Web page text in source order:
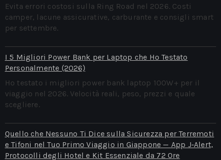
Evita errori costosi sulla Ring Road nel 2026. Costi
camper, lacune assicurative, carburante e consigli smart
per settembre.
I 5 Migliori Power Bank per Laptop che Ho Testato
Personalmente (2026)
Ho testato i migliori power bank laptop 100W+ per il
viaggio nel 2026. Velocità reali, peso, prezzi e quale
scegliere.
Quello che Nessuno Ti Dice sulla Sicurezza per Terremoti
e Tifoni nel Tuo Primo Viaggio in Giappone — App J‑Alert,
Protocolli degli Hotel e Kit Essenziale da 72 Ore